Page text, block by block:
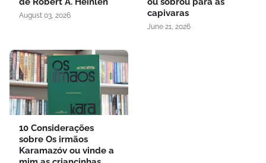
August 03, 2026
capivaras
June 21, 2026
10 Considerações
sobre Os irmãos
Karamazóv ou vinde a